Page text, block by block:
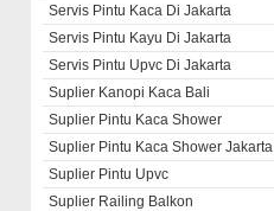
Servis Pintu Kaca Di Jakarta
Servis Pintu Kayu Di Jakarta
Servis Pintu Upvc Di Jakarta
Suplier Kanopi Kaca Bali
Suplier Pintu Kaca Shower
Suplier Pintu Kaca Shower Jakarta
Suplier Pintu Upvc
Suplier Railing Balkon